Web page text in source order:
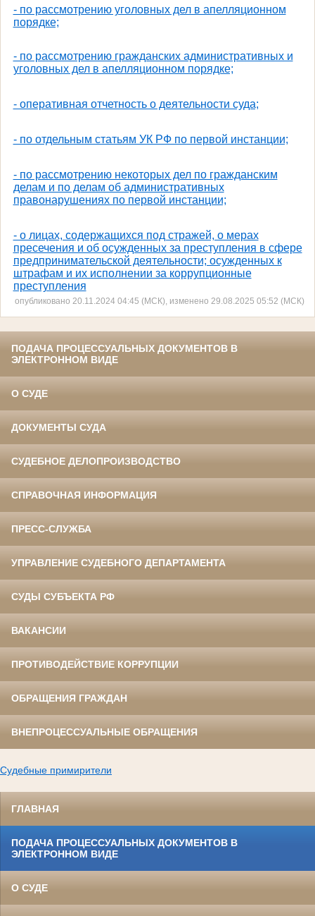
- по рассмотрению уголовных дел в апелляционном
порядке;
- по рассмотрению гражданских административных и
уголовных дел в апелляционном порядке;
- оперативная отчетность о деятельности суда;
- по отдельным статьям УК РФ по первой инстанции;
- по рассмотрению некоторых дел по гражданским
делам и по делам об административных
правонарушениях по первой инстанции;
- о лицах, содержащихся под стражей, о мерах
пресечения и об осужденных за преступления в сфере
предпринимательской деятельности; осужденных к
штрафам и их исполнении за коррупционные
преступления
опубликовано 20.11.2024 04:45 (МСК), изменено 29.08.2025 05:52 (МСК)
ПОДАЧА ПРОЦЕССУАЛЬНЫХ ДОКУМЕНТОВ В
ЭЛЕКТРОННОМ ВИДЕ
О СУДЕ
ДОКУМЕНТЫ СУДА
СУДЕБНОЕ ДЕЛОПРОИЗВОДСТВО
СПРАВОЧНАЯ ИНФОРМАЦИЯ
ПРЕСС-СЛУЖБА
УПРАВЛЕНИЕ СУДЕБНОГО ДЕПАРТАМЕНТА
СУДЫ СУБЪЕКТА РФ
ВАКАНСИИ
ПРОТИВОДЕЙСТВИЕ КОРРУПЦИИ
ОБРАЩЕНИЯ ГРАЖДАН
ВНЕПРОЦЕССУАЛЬНЫЕ ОБРАЩЕНИЯ
Судебные примирители
ГЛАВНАЯ
ПОДАЧА ПРОЦЕССУАЛЬНЫХ ДОКУМЕНТОВ В
ЭЛЕКТРОННОМ ВИДЕ
О СУДЕ